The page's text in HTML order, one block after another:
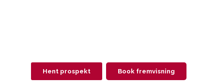
Hent prospekt Book fremvisning